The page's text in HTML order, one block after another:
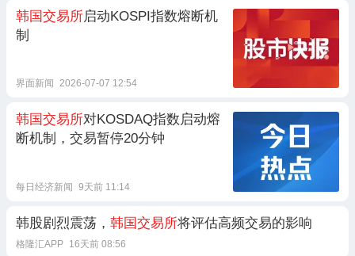
韩国交易所启动KOSPI指数熔断机
制
界面新闻 2026-07-07 12:54
韩国交易所对KOSDAQ指数启动熔
断机制，交易暂停20分钟
每日经济新闻 9天前 11:14
韩股剧烈震荡， 韩国交易所将评估高频交易的影响
格隆汇APP 16天前 08:56